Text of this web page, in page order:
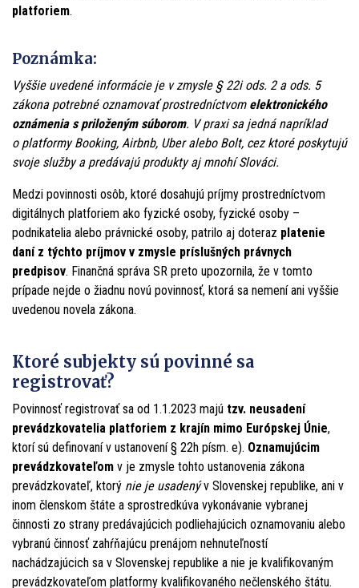
platforiem.
Poznámka:
Vyššie uvedené informácie je v zmysle § 22i ods. 2 a ods. 5
zákona potrebné oznamovať prostredníctvom elektronického
oznámenia s priloženým súborom. V praxi sa jedná napríklad
o platformy Booking, Airbnb, Uber alebo Bolt, cez ktoré poskytujú
svoje služby a predávajú produkty aj mnohí Slováci.
Medzi povinnosti osôb, ktoré dosahujú príjmy prostredníctvom
digitálnych platforiem ako fyzické osoby, fyzické osoby –
podnikatelia alebo právnické osoby, patrilo aj doteraz platenie
daní z týchto príjmov v zmysle príslušných právnych
predpisov. Finančná správa SR preto upozornila, že v tomto
prípade nejde o žiadnu novú povinnosť, ktorá sa nemení ani vyššie
uvedenou novela zákona.
Ktoré subjekty sú povinné sa
registrovať?
Povinnosť registrovať sa od 1.1.2023 majú tzv. neusadení
prevádzkovatelia platforiem z krajín mimo Európskej Únie,
ktorí sú definovaní v ustanovení § 22h písm. e). Oznamujúcim
prevádzkovateľom v je zmysle tohto ustanovenia zákona
prevádzkovateľ, ktorý nie je usadenýv Slovenskej republike, ani v
inom členskom štáte a sprostredkúva vykonávanie vybranej
činnosti zo strany predávajúcich podliehajúcich oznamovaniu alebo
vybranú činnosť zahŕňajúcu prenájom nehnuteľností
nachádzajúcich sa v Slovenskej republike a nie je kvalifikovaným
prevádzkovateľom platformy kvalifikovaného nečlenského štátu.